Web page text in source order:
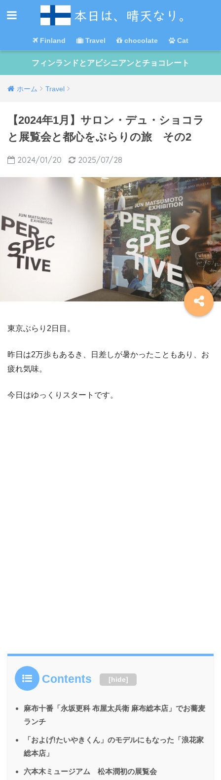
Finland Travel chocolate Cat
フィンランドとアビシニアンとチョコレート
ホーム Travel
【2024年1月】サロン・デュ・ショコラ
と展覧会と都心をぶらりの旅 その2
2024/01/20 2025/07/28
東京ぶらり2日目。
昨日は2万歩もあるき、日差しが暑かったこともあり、お
疲れ気味。
今日はゆっくりスタートです。
Contents [hide]
麻布十番「永坂更科 布屋太兵衛 麻布総本店」でお蕎麦
ランチ
「およげ!たいやきくん」のモデルにもなった「浪花家
総本店」
六本木ミュージアム 松本潤初の展覧会